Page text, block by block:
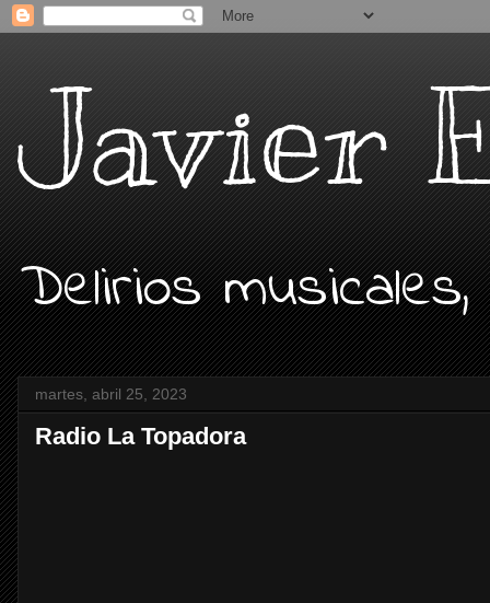
Javier
Delirios
martes, abril 25, 2023
Radio La Topadora